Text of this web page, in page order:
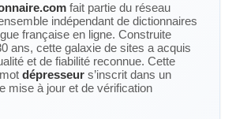
fait partie du réseau
indépendant de dictionnaires
française en ligne. Construite
ans, cette galaxie de sites a acquis
et de fiabilité reconnue. Cette
dépresseur s’inscrit dans un
mise à jour et de vérification